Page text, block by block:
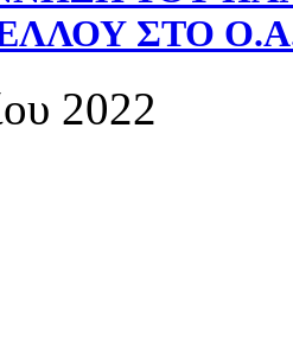
ΣΤΟ
2022